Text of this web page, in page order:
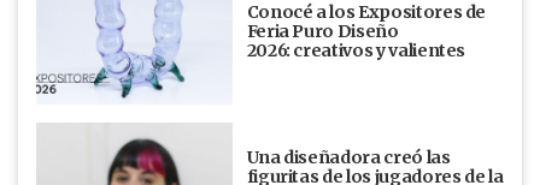
Conocé a los Expositores de
Feria Puro Diseño
2026: creativos y valientes
Una diseñadora creó las
figuritas de los jugadores de la